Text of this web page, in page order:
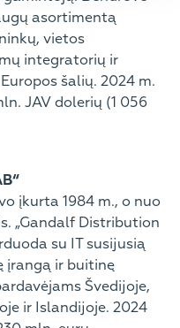
asortimentą
vietos
integratorių ir
šalių. 2024 m.
JAV dolerių (1 056
įkurta 1984 m., o nuo
„Gandalf Distribution
su IT susijusią
įrangą ir buitinę
Švedijoje,
ir Islandijoje. 2024